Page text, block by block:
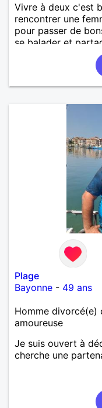
Vivre à deux c'est
rencontrer une
pour passer de
se balader et
complicité. J'aime
randonnée pour
et finalement
de tout dire en
d'informations. A
Plage
Bayonne - 49 ans
Homme divorcé(e)
amoureuse
Je suis ouvert à
cherche une